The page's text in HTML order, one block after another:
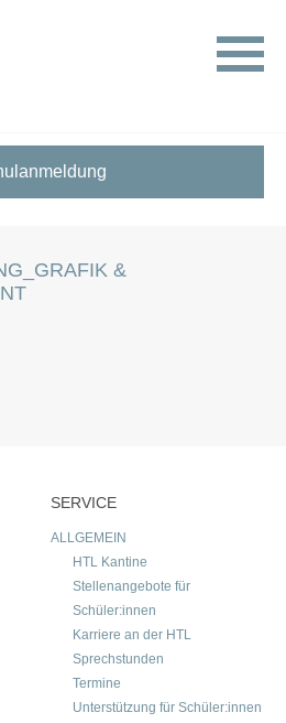
&
SERVICE
ALLGEMEIN
HTL Kantine
Stellenangebote für
Schüler:innen
Karriere an der HTL
Sprechstunden
Termine
Unterstützung für Schüler:innen